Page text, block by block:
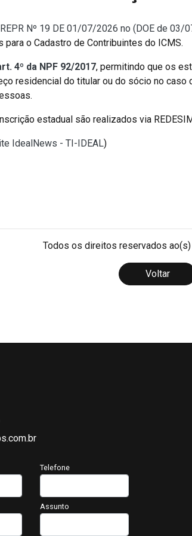
Nº 19 DE 01/07/2026 no (DOE de 03/
o Cadastro de Contribuintes do ICMS.
4º da NPF 92/2017, permitindo que os
residencial do titular ou do sócio no
estadual são realizados via
IdealNews - TI-IDEAL)
Todos os direitos reservados
Voltar
Telefone
Assunto